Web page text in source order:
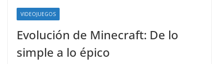
VIDEOJUEGOS
Evolución de Minecraft: De lo
simple a lo épico